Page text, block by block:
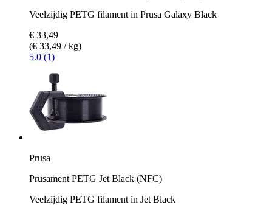
Veelzijdig PETG filament in Prusa Galaxy Black
€ 33,49
(€ 33,49 / kg)
5.0 (1)
Prusa
Prusament PETG Jet Black (NFC)
Veelzijdig PETG filament in Jet Black